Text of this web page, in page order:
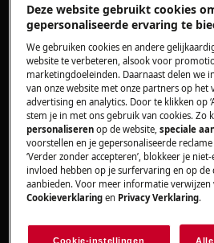
Was/droogcombinatie
Oplossing
Neem contact op met
voor een afspraak.
Wanneer de bovenstaande
probleem niet hebben
een bezoek van een technicus
We adviseren om het
Deze website gebruikt cookies
gepersonaliseerde ervaring te
We gebruiken cookies en andere
website te verbeteren, alsook voor
marketingdoeleinden. Daarnaast delen we
van onze website met onze partners op het
advertising en analytics. Door te klikken op
stem je in met ons gebruik van cookies. Zo
personaliseren op de website,speciale
voorstellen en je gepersonaliseerde
‘Verder zonder accepteren’, blokkeer je
invloed hebben op je surfervaring en op de
aanbieden. Voor meer informatie verwijzen
Cookieverklaring en Privacy Verklaring.
Cookie-instellingen